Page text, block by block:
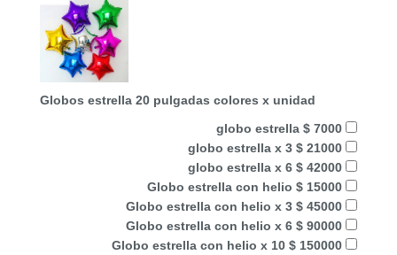
Globos estrella 20 pulgadas colores x unidad
globo estrella $ 7000
globo estrella x 3 $ 21000
globo estrella x 6 $ 42000
Globo estrella con helio $ 15000
Globo estrella con helio x 3 $ 45000
Globo estrella con helio x 6 $ 90000
Globo estrella con helio x 10 $ 150000